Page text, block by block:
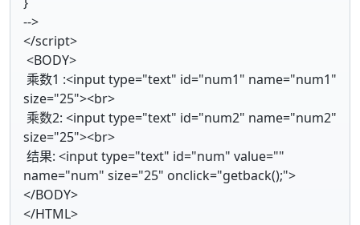
-->
</script>
<BODY>
乘数1 :<input type="text" id="num1" name="num1"
size="25"><br>
乘数2: <input type="text" id="num2" name="num2"
size="25"><br>
结果: <input type="text" id="num" value=""
name="num" size="25" onclick="getback();">
</BODY>
</HTML>